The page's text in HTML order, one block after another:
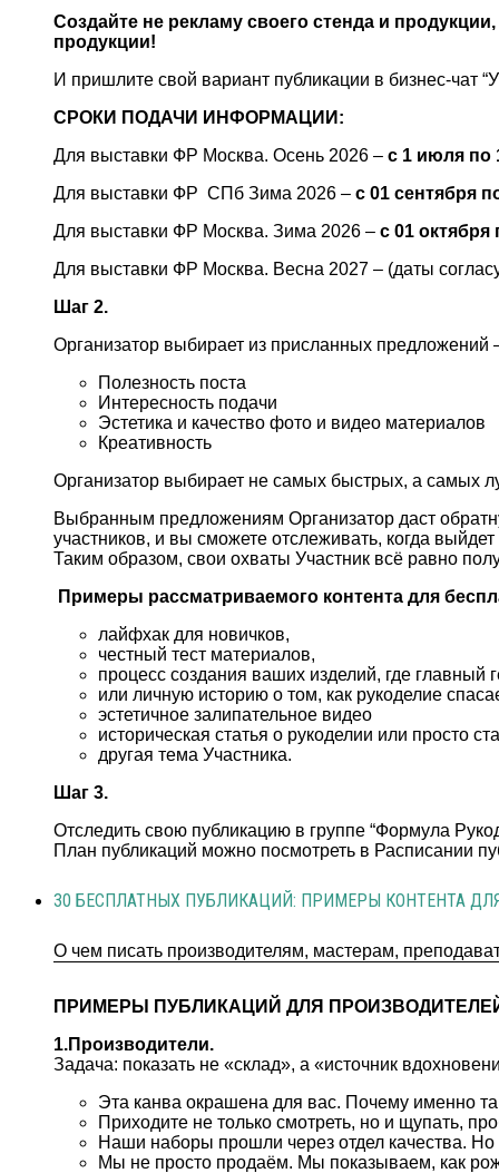
Создайте не рекламу своего стенда и
продукции!
И пришлите свой вариант публикации в бизнес-чат
СРОКИ ПОДАЧИ ИНФОРМАЦИИ:
Для выставки ФР Москва. Осень 2026 – с 1 июля по
Для выставки ФР СПб Зима 2026 – с 01 сентября
Для выставки ФР Москва. Зима 2026 – с 01 октября
Для выставки ФР Москва. Весна 2027 – (даты
Шаг 2.
Организатор выбирает из присланных предложений
Полезность поста
Интересность подачи
Эстетика и качество фото и видео материалов
Креативность
Организатор выбирает не самых быстрых, а самых
Выбранным предложениям Организатор даст
участников, и вы сможете отслеживать, когда
Таким образом, свои охваты Участник всё равно
Примеры рассматриваемого контента для
лайфхак для новичков,
честный тест материалов,
процесс создания ваших изделий, где главный
или личную историю о том, как рукоделие
эстетичное залипательное видео
историческая статья о рукоделии или просто
другая тема Участника.
Шаг 3.
Отследить свою публикацию в группе “Формула
План публикаций можно посмотреть в Расписании
30 БЕСПЛАТНЫХ ПУБЛИКАЦИЙ: ПРИМЕРЫ КОНТЕНТА
О чем писать производителям, мастерам,
ПРИМЕРЫ ПУБЛИКАЦИЙ ДЛЯ
1.Производители.
Задача: показать не «склад», а «источник
Эта канва окрашена для вас. Почему именно
Приходите не только смотреть, но и щупать,
Наши наборы прошли через отдел качества.
Мы не просто продаём. Мы показываем, как